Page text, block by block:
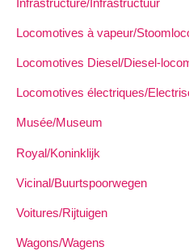
Locomotives à vapeur/
Locomotives Diesel/Diesel-
Locomotives électriques/
Musée/Museum
Royal/Koninklijk
Vicinal/Buurtspoorwegen
Voitures/Rijtuigen
Wagons/Wagens